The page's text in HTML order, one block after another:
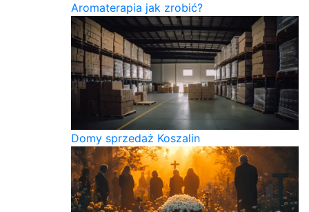
Aromaterapia jak zrobić?
Domy sprzedaż Koszalin